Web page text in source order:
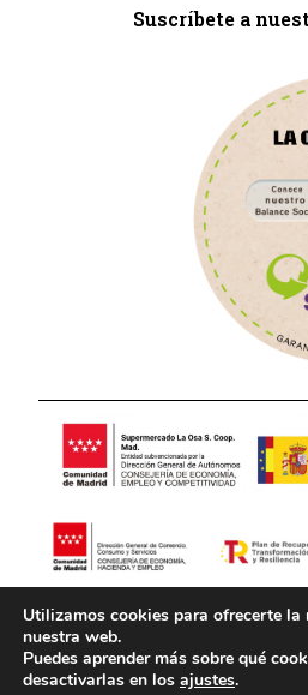
Suscríbete a
Aviso Legal
Política de
Utilizamos cookies para ofrecerte la
nuestra web.
Puedes aprender más sobre qué
desactivarlas en los ajustes.